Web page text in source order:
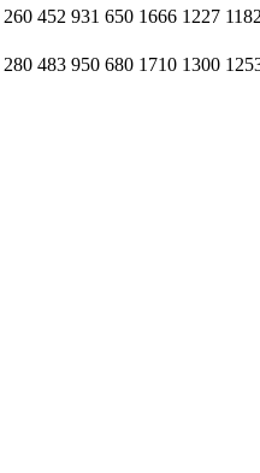
260 452 931 650 1666 1227
280 483 950 680 1710 1300